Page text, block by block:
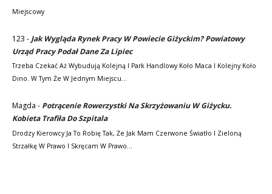
Miejscowy
123 - Jak Wygląda Rynek Pracy W Powiecie Giżyckim? Powiatowy
Urząd Pracy Podał Dane Za Lipiec
Trzeba Czekać Aż Wybudują Kolejną I Park Handlowy Koło Maca I Kolejny Koło
Dino. W Tym Że W Jednym Miejscu…
Magda - Potrącenie Rowerzystki Na Skrzyżowaniu W Giżycku.
Kobieta Trafiła Do Szpitala
Drodzy Kierowcy Ja To Robię Tak, Że Jak Mam Czerwone Światło I Zieloną
Strzałkę W Prawo I Skręcam W Prawo…